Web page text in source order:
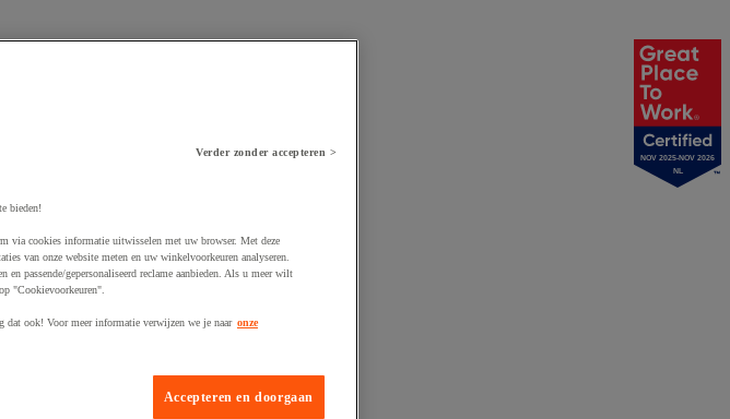
NOV 2025-NOV 2026
NL
Verder zonder accepteren >
bieden!
via cookies informatie uitwisselen met uw browser. Met deze
van onze website meten en uw winkelvoorkeuren analyseren.
passende/gepersonaliseerd reclame aanbieden. Als u meer wilt
"Cookievoorkeuren".
dat ook! Voor meer informatie verwijzen we je naar onze
Accepteren en doorgaan